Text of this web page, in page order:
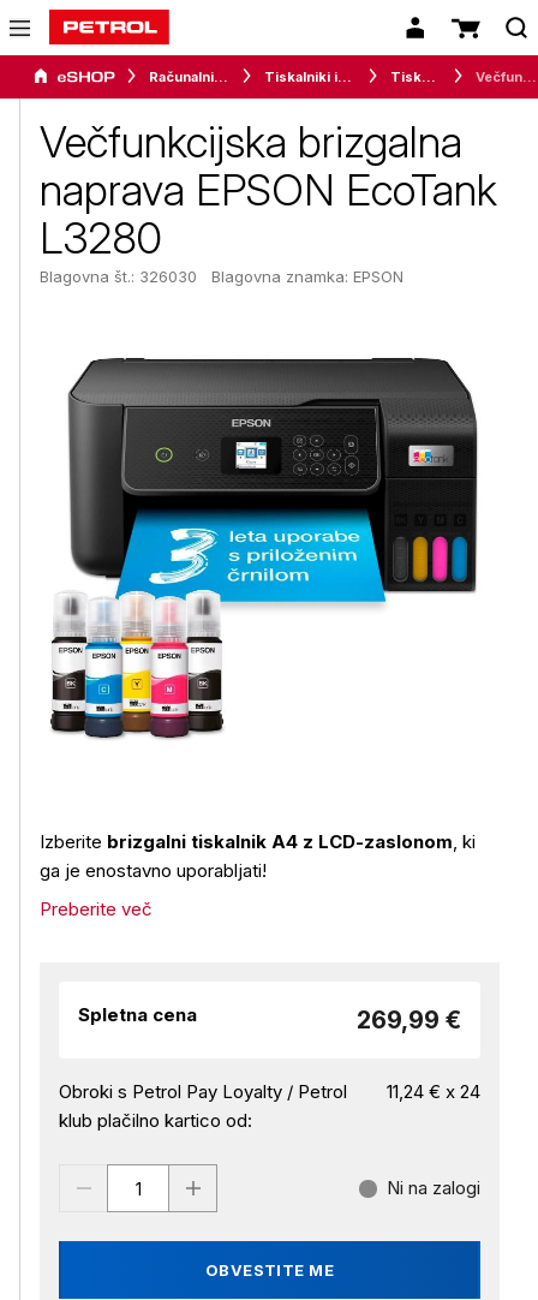
Računalništvo Tiskalniki in oprema Tiskalniki
Večfunkcijska brizgalna
naprava EPSON EcoTank
L3280
Blagovna št.: 326030 Blagovna znamka: EPSON
Izberite brizgalni tiskalnik A4 z LCD-zaslonom, ki
ga je enostavno uporabljati!
Preberite več
Spletna cena 269,99 €
Obroki s Petrol Pay Loyalty / Petrol
klub plačilno kartico od:
11,24 € x 24
OBVESTITE ME
Ni na zalogi